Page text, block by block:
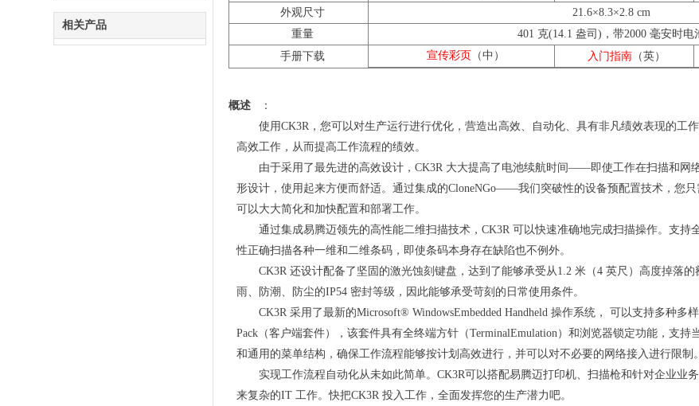
相关产品
外观尺寸
21.6×8.3×2.8 cm
重量
401 克(14.1 盎司)，带2000 毫安时电
手册下载
宣传彩页 （中） 入门指南 （英）
概述
：
使用CK3R，您可以对生产运行进行优化，营造出高效、自动化、具有非凡绩效表现的工
高效工作，从而提高工作流程的绩效。
由于采用了最先进的高效设计， CK3R 大大提高了电池续航时间——即使工作在扫描和网
形设计，使用起来方便而舒适。通过集成的CloneNGo——我们突破性的设备预配置技术，您
可以大大简化和加快配置和部署工作。
通过集成易腾迈领先的高性能二维扫描技术， CK3R 可以快速准确地完成扫描操作。支持
性正确扫描各种一维和二维条码，即使条码本身存在缺陷也不例外。
CK3R 还设计配备了坚固的激光蚀刻键盘，达到了能够承受从1.2 米（4 英尺）高度掉落
雨、防潮、防尘的IP54 密封等级，因此能够承受苛刻的日常使用条件。
CK3R 采用了最新的Microsoft® WindowsEmbedded Handheld 操作系统， 可以支持多种
Pack（客户端套件），该套件具有全终端方针（TerminalEmulation）和浏览器锁定功能，支
和通用的菜单结构，确保工作流程能够按计划高效进行，并可以对不必要的网络接入进行限制。
实现工作流程自动化从未如此简单。 CK3R可以搭配易腾迈打印机、扫描枪和针对企业业
来复杂的IT 工作。快把CK3R 投入工作，全面发挥您的生产潜力吧。